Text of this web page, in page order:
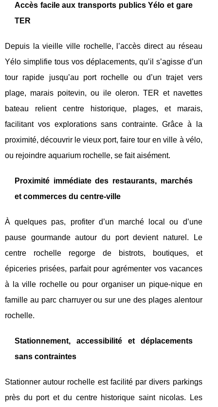
Accès facile aux transports publics Yélo et gare
TER
Depuis la vieille ville rochelle, l’accès direct au réseau
Yélo simplifie tous vos déplacements, qu’il s’agisse d’un
tour rapide jusqu’au port rochelle ou d’un trajet vers
plage, marais poitevin, ou ile oleron. TER et navettes
bateau relient centre historique, plages, et marais,
facilitant vos explorations sans contrainte. Grâce à la
proximité, découvrir le vieux port, faire tour en ville à vélo,
ou rejoindre aquarium rochelle, se fait aisément.
Proximité immédiate des restaurants, marchés
et commerces du centre-ville
À quelques pas, profiter d’un marché local ou d’une
pause gourmande autour du port devient naturel. Le
centre rochelle regorge de bistrots, boutiques, et
épiceries prisées, parfait pour agrémenter vos vacances
à la ville rochelle ou pour organiser un pique-nique en
famille au parc charruyer ou sur une des plages alentour
rochelle.
Stationnement, accessibilité et déplacements
sans contraintes
Stationner autour rochelle est facilité par divers parkings
près du port et du centre historique saint nicolas. Les